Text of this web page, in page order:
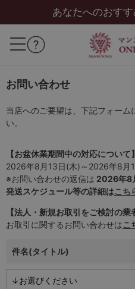
あなたへのおす
お問い合わせ
当店へのご要望は、下記フォーム
い。
【お盆休業期間中の対応について】
2026年8月13日(木)～2026年8月
※お問い合わせの返信は 2026年8
発送スケジュール等の詳細はこち
【法人・新規お取引をご検討の業
お取引に関するお問い合わせはこ
件名(タイトル)